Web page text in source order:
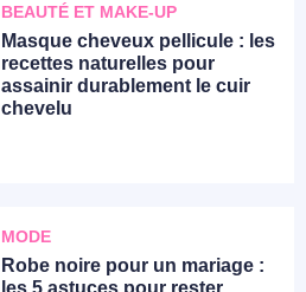
BEAUTÉ ET MAKE-UP
Masque cheveux pellicule : les
recettes naturelles pour
assainir durablement le cuir
chevelu
MODE
Robe noire pour un mariage :
les 5 astuces pour rester